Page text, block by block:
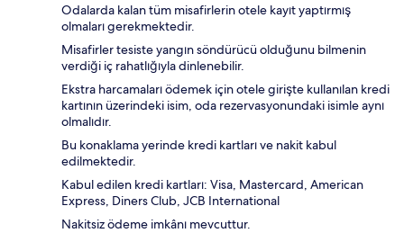
Odalarda kalan tüm misafirlerin otele kayıt yaptırmış
olmaları gerekmektedir.
Misafirler tesiste yangın söndürücü olduğunu bilmenin
verdiği iç rahatlığıyla dinlenebilir.
Ekstra harcamaları ödemek için otele girişte kullanılan kredi
kartının üzerindeki isim, oda rezervasyonundaki isimle aynı
olmalıdır.
Bu konaklama yerinde kredi kartları ve nakit kabul
edilmektedir.
Kabul edilen kredi kartları: Visa, Mastercard, American
Express, Diners Club, JCB International
Nakitsiz ödeme imkânı mevcuttur.